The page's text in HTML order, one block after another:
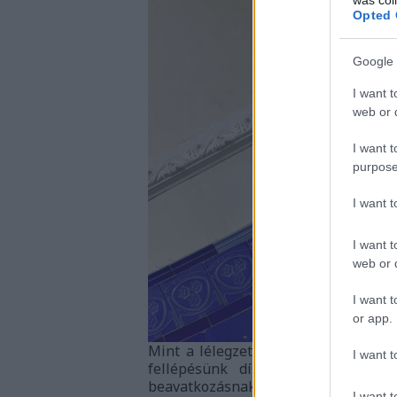
Opted
Google
I want
web or
I want
I want
I want
web or
I want
or app.
I want
Mint a lélegzetvételt, olyan
fellépésünk díszletét. A múló
beavatkozásnak betudható pergő